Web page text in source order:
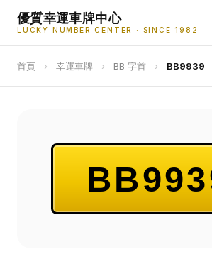
優質幸運車牌中心
LUCKY NUMBER CENTER · SINCE 1982
首頁 › 幸運車牌 › BB 字首 › BB9939